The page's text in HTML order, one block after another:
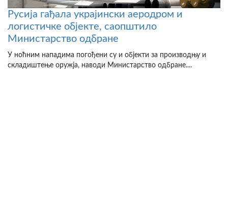
Русија гађала украјински аеродром и
логистичке објекте, саопштило
Министарство одбране
У ноћним нападима погођени су и објекти за производњу и
складиштење оружја, наводи Министарство одбране....